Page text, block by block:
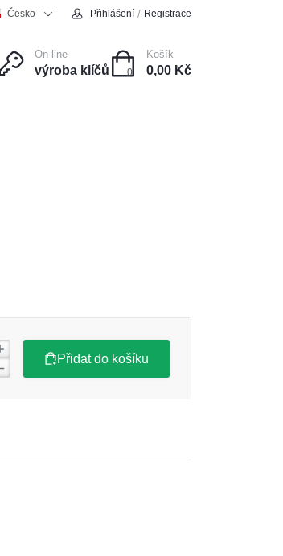
Česko Přihlášení / Registrace
On-line
výroba klíčů 0
Košík
0,00 Kč
Přidat do košíku